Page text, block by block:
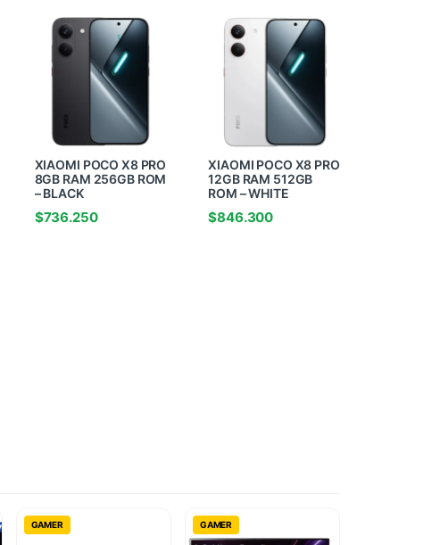
XIAOMI POCO X8 PRO
8GB RAM 256GB ROM
– BLACK
$736.250
XIAOMI POCO X8 PRO
12GB RAM 512GB
ROM – WHITE
$846.300
GAMER GAMER